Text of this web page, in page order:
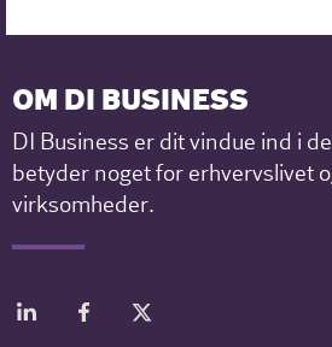
OM DI BUSINESS
DI Business er dit vindue ind i
betyder noget for erhvervslivet
virksomheder.